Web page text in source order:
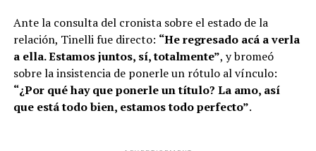
Ante la consulta del cronista sobre el estado de la
relación, Tinelli fue directo: “He regresado acá a verla
a ella. Estamos juntos, sí, totalmente”, y bromeó
sobre la insistencia de ponerle un rótulo al vínculo:
“¿Por qué hay que ponerle un título? La amo, así
que está todo bien, estamos todo perfecto”.